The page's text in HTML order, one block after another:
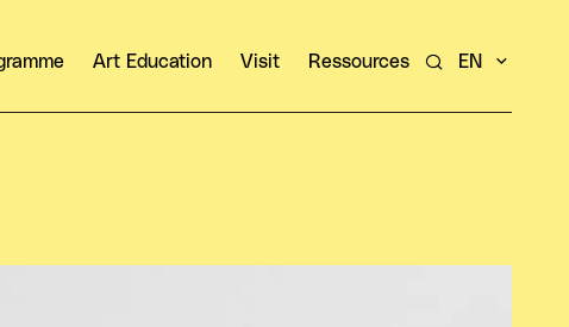
Art Education Visit Ressources Search
EN